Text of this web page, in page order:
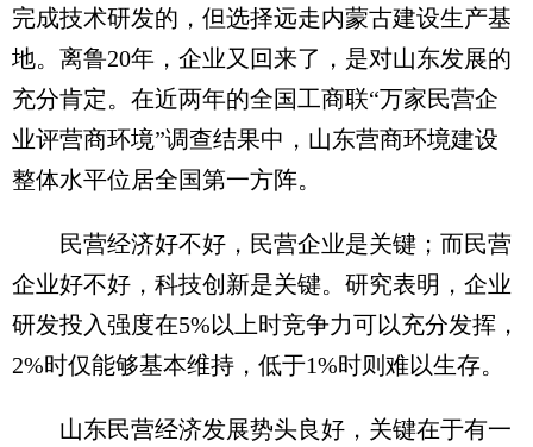
完成技术研发的，但选择远走内蒙古建设生产基
地。离鲁20年，企业又回来了，是对山东发展的
充分肯定。在近两年的全国工商联“万家民营企
业评营商环境”调查结果中，山东营商环境建设
整体水平位居全国第一方阵。
民营经济好不好，民营企业是关键；而民营
企业好不好，科技创新是关键。研究表明，企业
研发投入强度在5%以上时竞争力可以充分发挥，
2%时仅能够基本维持，低于1%时则难以生存。
山东民营经济发展势头良好，关键在于有一